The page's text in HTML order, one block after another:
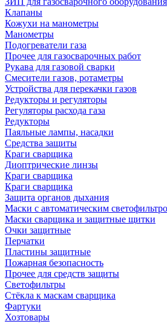
Клапаны
Кожухи на манометры
Манометры
Подогреватели газа
Прочее для газосварочных работ
Рукава для газовой сварки
Смесители газов, ротаметры
Устройства для перекачки газов
Редукторы и регуляторы
Регуляторы расхода газа
Редукторы
Паяльные лампы, насадки
Средства защиты
Краги сварщика
Диоптрические линзы
Краги сварщика
Краги сварщика
Защита органов дыхания
Маски с автоматическим
Маски сварщика и защитные щитки
Очки защитные
Перчатки
Пластины защитные
Пожарная безопасность
Прочее для средств защиты
Светофильтры
Стёкла к маскам сварщика
Фартуки
Хозтовары